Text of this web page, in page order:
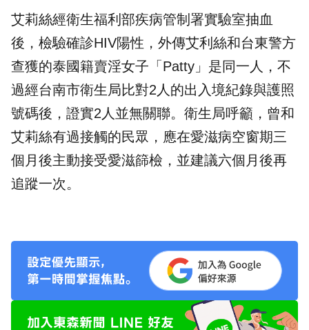
艾莉絲經衛生福利部疾病管制署實驗室抽血
後，檢驗確診HIV陽性，外傳艾利絲和台東警方
查獲的泰國籍賣淫女子「Patty」是同一人，不
過經台南市衛生局比對2人的出入境紀錄與護照
號碼後，證實2人並無關聯。衛生局呼籲，曾和
艾莉絲有過接觸的民眾，應在愛滋病空窗期三
個月後主動接受愛滋篩檢，並建議六個月後再
追蹤一次。